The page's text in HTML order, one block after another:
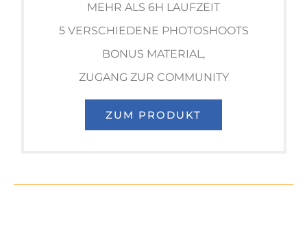
MEHR ALS 6H LAUFZEIT
5 VERSCHIEDENE PHOTOSHOOTS
BONUS MATERIAL,
ZUGANG ZUR COMMUNITY
ZUM PRODUKT